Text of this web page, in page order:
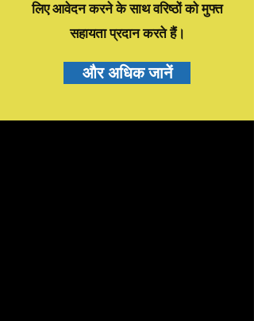
लिए आवेदन करने के साथ वरिष्ठों को मुफ्त
सहायता प्रदान करते हैं।
और अधिक जानें